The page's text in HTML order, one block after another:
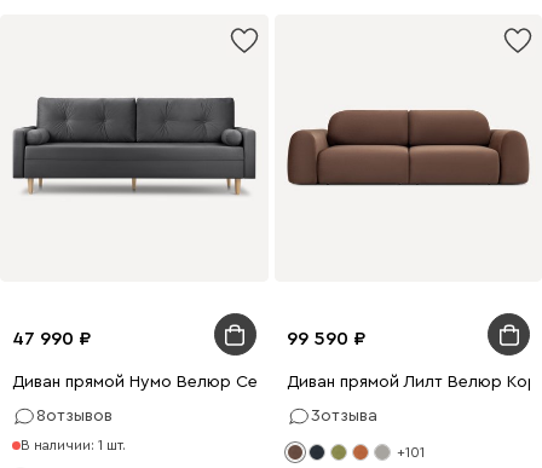
47 990
Диван прямой Нумо Велюр Серый
8отзывов
В наличии: 1 шт.
99 590
Диван прямой Лилт Велюр
3отзыва
+101